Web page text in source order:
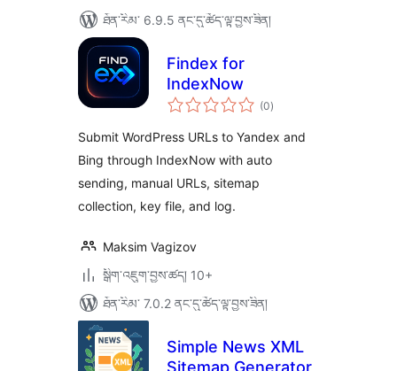
ཐོན་རིམ་ 6.9.5 ནང་དུ་ཚོད་ལྟ་བྱས་ཟིན།
Findex for
IndexNow
(0གདེང་
འཇོག་
ཚང་།
)
Submit WordPress URLs to Yandex and
Bing through IndexNow with auto
sending, manual URLs, sitemap
collection, key file, and log.
Maksim Vagizov
སྒྲིག་འཇུག་བྱས་ཚད། 10+
ཐོན་རིམ་ 7.0.2 ནང་དུ་ཚོད་ལྟ་བྱས་ཟིན།
Simple News XML
Sitemap Generator